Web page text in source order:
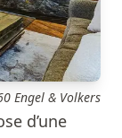
Engel & Volkers
d’une